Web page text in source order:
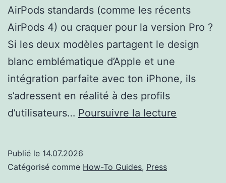
AirPods standards (comme les récents
AirPods 4) ou craquer pour la version Pro ?
Si les deux modèles partagent le design
blanc emblématique d’Apple et une
intégration parfaite avec ton iPhone, ils
s’adressent en réalité à des profils
d’utilisateurs… Poursuivre la lecture
Publié le 14.07.2026
Catégorisé comme How-To Guides, Press